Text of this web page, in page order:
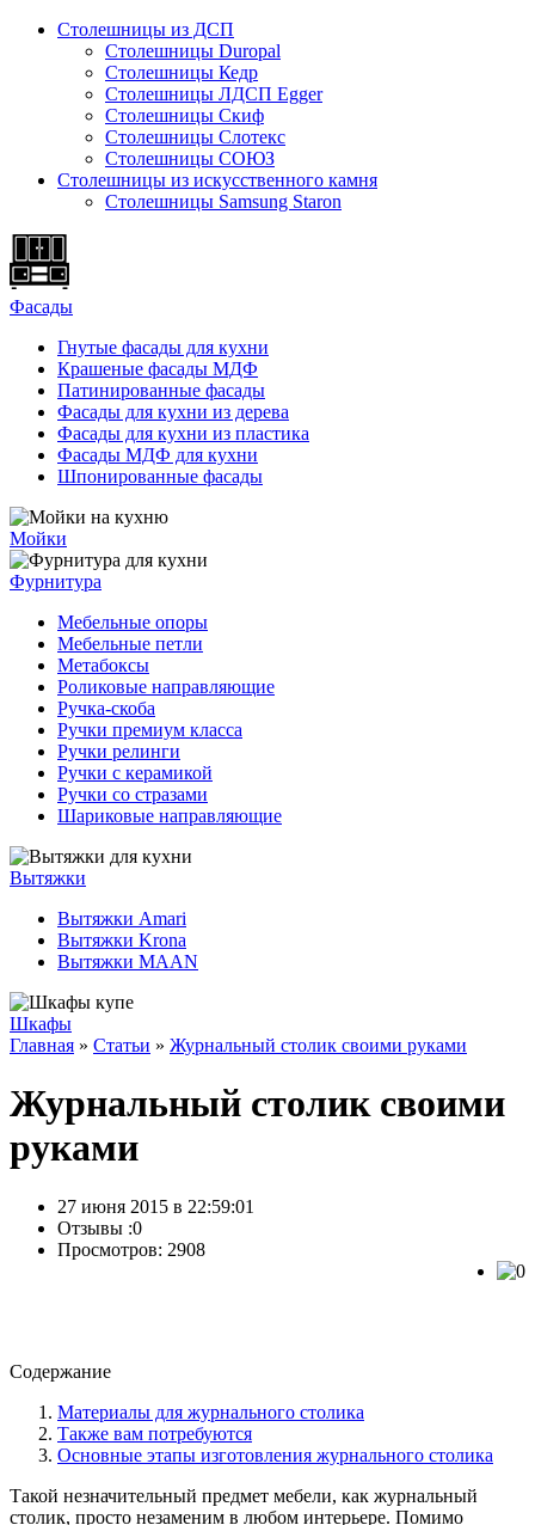
Столешницы из ДСП
Столешницы Duropal
Столешницы Кедр
Столешницы ЛДСП Egger
Столешницы Скиф
Столешницы Слотекс
Столешницы СОЮЗ
Столешницы из искусственного камня
Столешницы Samsung Staron
Фасады
Гнутые фасады для кухни
Крашеные фасады МДФ
Патинированные фасады
Фасады для кухни из дерева
Фасады для кухни из пластика
Фасады МДФ для кухни
Шпонированные фасады
Мойки
Фурнитура
Мебельные опоры
Мебельные петли
Метабоксы
Роликовые направляющие
Ручка-скоба
Ручки премиум класса
Ручки релинги
Ручки с керамикой
Ручки со стразами
Шариковые направляющие
Вытяжки
Вытяжки Amari
Вытяжки Krona
Вытяжки MAAN
Шкафы
Главная » Статьи » Журнальный столик своими руками
Журнальный столик своими
руками
27 июня 2015 в 22:59:01
Отзывы :0
Просмотров: 2908
Содержание
Материалы для журнального столика
Также вам потребуются
Основные этапы изготовления журнального столика
Такой незначительный предмет мебели, как журнальный
столик, просто незаменим в любом интерьере. Помимо